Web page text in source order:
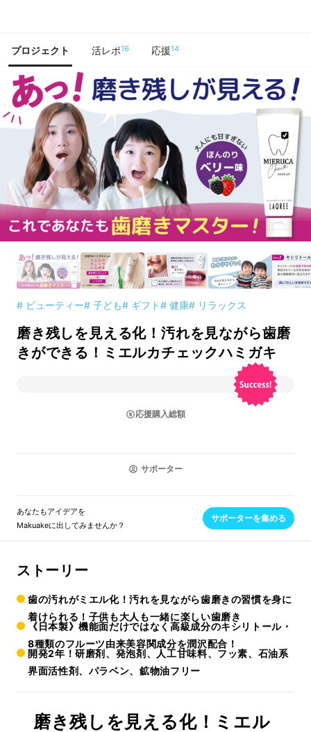
プロジェクト 活レポ16 応援14
# ビューティー# 子ども# ギフト# 健康# リラックス
磨き残しを見える化！汚れを見ながら歯磨
きができる！ミエルカチェックハミガキ
応援購入総額
サポーター
あなたもアイデアを
Makuakeに出してみませんか？
サポーターを集める
ストーリー
歯の汚れがミエル化！汚れを見ながら歯磨きの習慣を身に
着けられる！子供も大人も一緒に楽しい歯磨き
《日本製》機能面だけではなく高級成分のキシリトール・
8種類のフルーツ由来美容関成分を潤沢配合！
開発2年！研磨剤、発泡剤、人工甘味料、フッ素、石油系
界面活性剤、パラベン、鉱物油フリー
磨き残しを見える化！ミエル